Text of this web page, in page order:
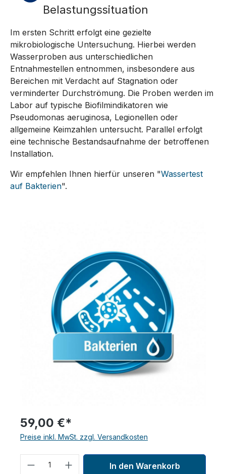
Belastungssituation
Im ersten Schritt erfolgt eine gezielte
mikrobiologische Untersuchung. Hierbei werden
Wasserproben aus unterschiedlichen
Entnahmestellen entnommen, insbesondere aus
Bereichen mit Verdacht auf Stagnation oder
verminderter Durchströmung. Die Proben werden im
Labor auf typische Biofilmindikatoren wie
Pseudomonas aeruginosa, Legionellen oder
allgemeine Keimzahlen untersucht. Parallel erfolgt
eine technische Bestandsaufnahme der betroffenen
Installation.
Wir empfehlen Ihnen hierfür unseren "Wassertest
auf Bakterien".
59,00 €*
Preise inkl. MwSt. zzgl. Versandkosten
Produkt Anzahl: Gib den
In den Warenkorb